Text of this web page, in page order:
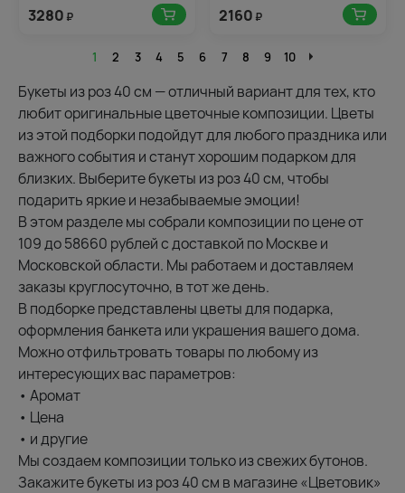
3280 ₽ 2160 ₽
1 2 3 4 5 6 7 8 9 10
Букеты из роз 40 см — отличный вариант для тех, кто
любит оригинальные цветочные композиции. Цветы
из этой подборки подойдут для любого праздника или
важного события и станут хорошим подарком для
близких. Выберите букеты из роз 40 см, чтобы
подарить яркие и незабываемые эмоции!
В этом разделе мы собрали композиции по цене от
109 до 58660 рублей с доставкой по Москве и
Московской области. Мы работаем и доставляем
заказы круглосуточно, в тот же день.
В подборке представлены цветы для подарка,
оформления банкета или украшения вашего дома.
Можно отфильтровать товары по любому из
интересующих вас параметров:
• Аромат
• Цена
• и другие
Мы создаем композиции только из свежих бутонов.
Закажите букеты из роз 40 см в магазине «Цветовик»